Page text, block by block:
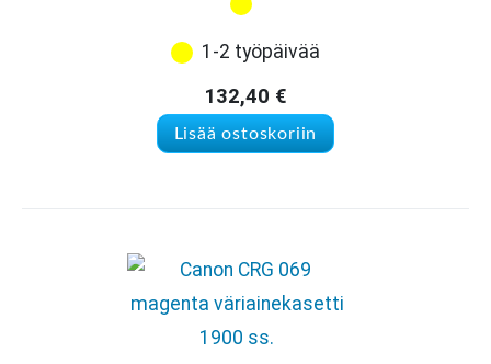
1-2 työpäivää
132,40 €
Lisää ostoskoriin